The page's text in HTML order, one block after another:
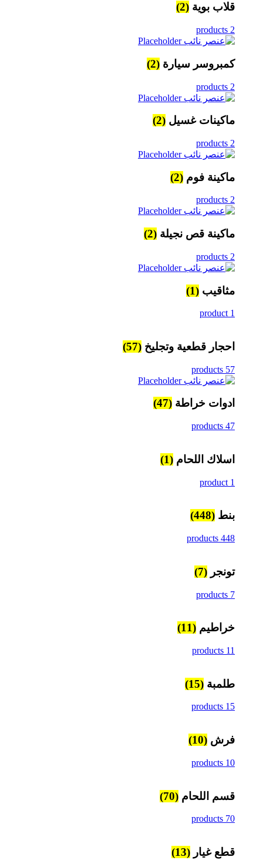
قلاب بوية (2)
2 products
كمبروسر سيارة (2)
2 products
ماكينات غسيل (2)
2 products
ماكينة فوم (2)
2 products
ماكينة قص نجيلة (2)
2 products
مثاقيب (1)
1 product
احجار قطعية وتجليخ (57)
57 products
ادوات خراطة (47)
47 products
اسلاك اللحام (1)
1 product
بنط (448)
448 products
تونجر (7)
7 products
خراطيم (11)
11 products
طلمبة (15)
15 products
فرش (10)
10 products
قسم اللحام (70)
70 products
قطع غيار (13)